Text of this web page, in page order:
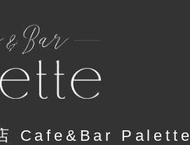
Cafe&Bar Palette